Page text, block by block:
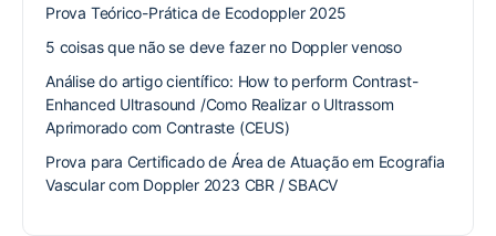
Prova Teórico-Prática de Ecodoppler 2025
5 coisas que não se deve fazer no Doppler venoso
Análise do artigo científico: How to perform Contrast-
Enhanced Ultrasound /Como Realizar o Ultrassom
Aprimorado com Contraste (CEUS)
Prova para Certificado de Área de Atuação em Ecografia
Vascular com Doppler 2023 CBR / SBACV